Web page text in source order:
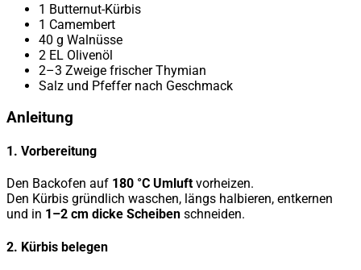
1 Butternut-Kürbis
1 Camembert
40 g Walnüsse
2 EL Olivenöl
2–3 Zweige frischer Thymian
Salz und Pfeffer nach Geschmack
Anleitung
1. Vorbereitung
Den Backofen auf 180 °C Umluft vorheizen.
Den Kürbis gründlich waschen, längs halbieren, entkernen
und in 1–2 cm dicke Scheiben schneiden.
2. Kürbis belegen